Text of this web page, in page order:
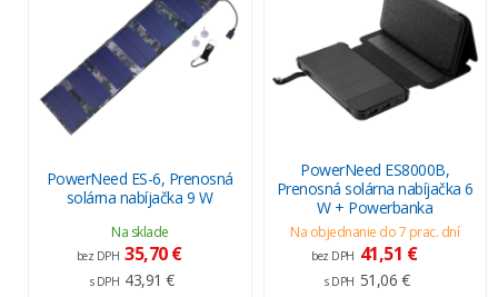
PowerNeed ES-6, Prenosná
solárna nabíjačka 9 W
Na sklade
bez DPH 35,70 €
s DPH 43,91 €
PowerNeed ES8000B,
Prenosná solárna nabíjačka 6
W + Powerbanka
Na objednanie do 7 prac. dní
bez DPH 41,51 €
s DPH 51,06 €